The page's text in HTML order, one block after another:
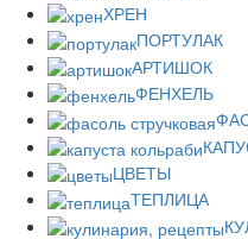
ХРЕН
ПОРТУЛАК
АРТИШОК
ФЕНХЕЛЬ
ЦВЕТЫ
ТЕПЛИЦА